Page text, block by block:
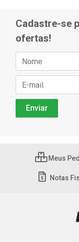
Cadastre-se
ofertas!
Meus
Notas